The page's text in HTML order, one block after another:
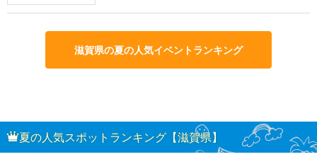
滋賀県の夏の人気イベントランキング
夏の人気スポットランキング【滋賀県】